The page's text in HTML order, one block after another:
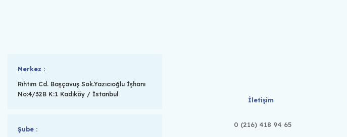
Merkez :
Rıhtım Cd. Başçavuş Sok.Yazıcıoğlu İşhanı
No:4/32B K:1 Kadıköy / İstanbul
Şube :
İletişim
0 (216) 418 94 65